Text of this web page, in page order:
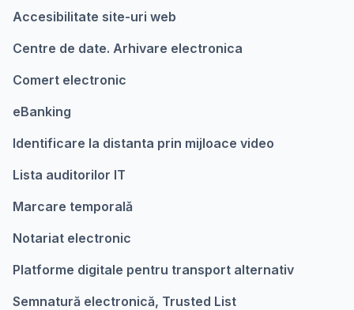
Accesibilitate site-uri web
Centre de date. Arhivare electronica
Comert electronic
eBanking
Identificare la distanta prin mijloace video
Lista auditorilor IT
Marcare temporalǎ
Notariat electronic
Platforme digitale pentru transport alternativ
Semnatură electronică, Trusted List